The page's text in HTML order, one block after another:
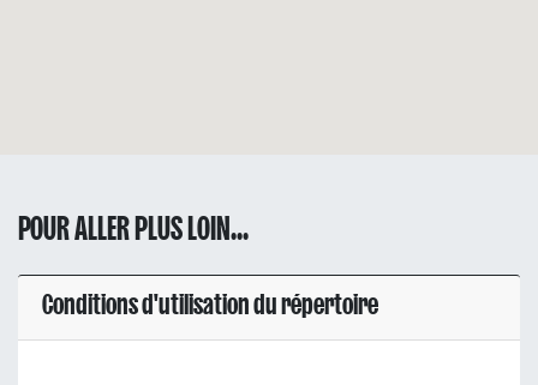
POUR ALLER PLUS LOIN...
Conditions d'utilisation du répertoire